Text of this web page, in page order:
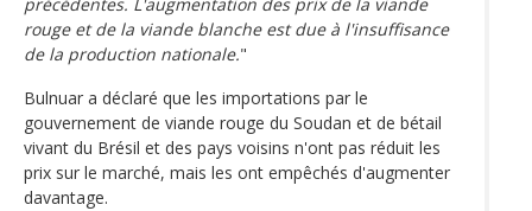
précédentes. L'augmentation des prix de la viande
rouge et de la viande blanche est due à l'insuffisance
de la production nationale."
Bulnuar a déclaré que les importations par le
gouvernement de viande rouge du Soudan et de bétail
vivant du Brésil et des pays voisins n'ont pas réduit les
prix sur le marché, mais les ont empêchés d'augmenter
davantage.